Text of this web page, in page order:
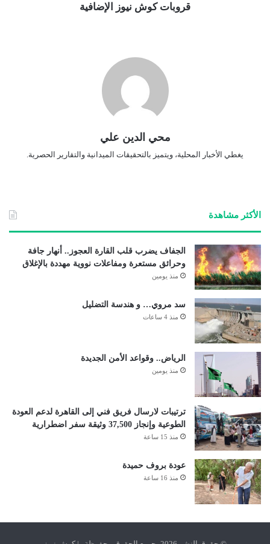
قروبات كوش نيوز الإضافية
محي الدين علي
يغطي الأخبار المحلية، ويتميز بالتحقيقات الميدانية والتقارير الحصرية.
الأكثر مشاهدة
الجفاف يضرب قلب القارة العجوز.. أنهار جافة
وحرائق مستعرة ومفاعلات نووية مهددة بالإغلاق
منذ يومين
سد مروي… و هندسة التضليل
منذ 4 ساعات
الرياض.. وقواعد الأمن الجديدة
منذ يومين
ترتيبات لارسال فريق فني إلى القاهرة لدعم العودة
الطوعية وإنجاز 37,500 وثيقة سفر اضطرارية
منذ 15 ساعة
عودة بروف حميدة
منذ 16 ساعة